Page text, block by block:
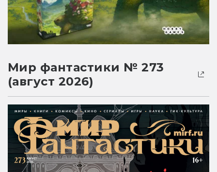
Мир фантастики № 273
(август 2026)